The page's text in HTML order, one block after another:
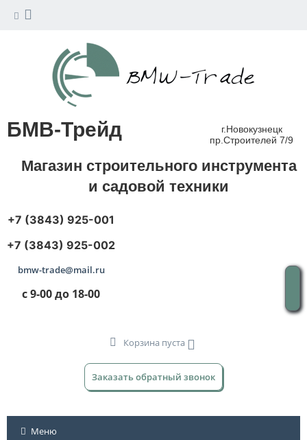
БМВ-Трейд
г.Новокузнецк
пр.Строителей 7/9
Магазин строительного инструмента
и садовой техники
+7 (3843) 925-001
+7 (3843) 925-002
bmw-trade@mail.ru
с 9-00 до 18-00
Корзина пуста
Заказать обратный звонок
Меню